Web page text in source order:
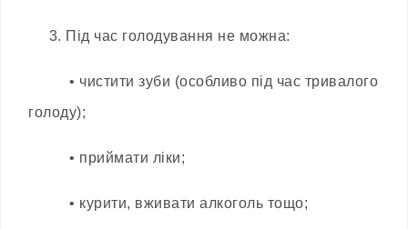
3. Під час голодування не можна:
• чистити зуби (особливо під час тривалого
голоду);
• приймати ліки;
• курити, вживати алкоголь тощо;